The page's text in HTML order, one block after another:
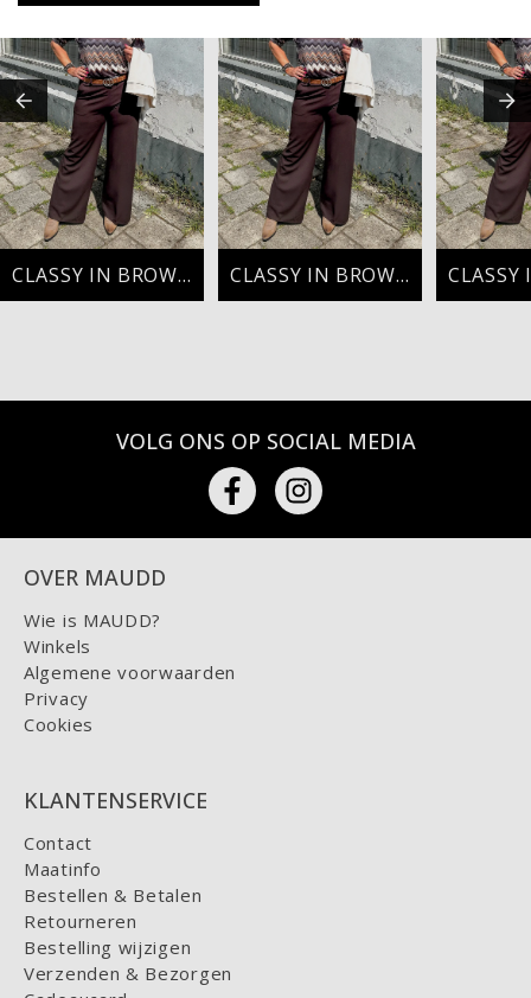
CLASSY IN BROWN CLASSY IN BROWN
VOLG ONS OP SOCIAL MEDIA
OVER MAUDD
Wie is MAUDD?
Winkels
Algemene voorwaarden
Privacy
Cookies
KLANTENSERVICE
Contact
Maatinfo
Bestellen & Betalen
Retourneren
Bestelling wijzigen
Verzenden & Bezorgen